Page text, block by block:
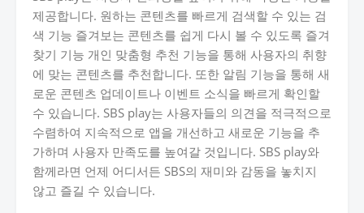
제공합니다. 원하는 콘텐츠를 빠르게 검색할 수 있는 검
색 기능 즐겨보는 콘텐츠를 쉽게 다시 볼 수 있도록 즐겨
찾기 기능 개인 맞춤형 추천 기능을 통해 사용자의 취향
에 맞는 콘텐츠를 추천합니다. 또한 알림 기능을 통해 새
로운 콘텐츠 업데이트나 이벤트 소식을 빠르게 확인할
수 있습니다. SBS play는 사용자들의 의견을 적극적으로
수렴하여 지속적으로 앱을 개선하고 새로운 기능을 추
가하며 사용자 만족도를 높여갈 것입니다. SBS play와
함께라면 언제 어디서든 SBS의 재미와 감동을 놓치지
않고 즐길 수 있습니다.